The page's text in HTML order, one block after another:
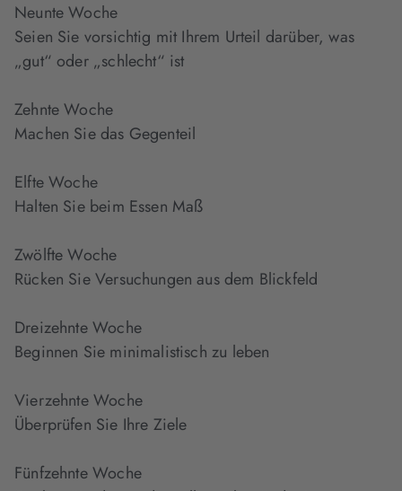
Neunte Woche
Seien Sie vorsichtig mit Ihrem Urteil darüber, was
„gut“ oder „schlecht“ ist
Zehnte Woche
Machen Sie das Gegenteil
Elfte Woche
Halten Sie beim Essen Maß
Zwölfte Woche
Rücken Sie Versuchungen aus dem Blickfeld
Dreizehnte Woche
Beginnen Sie minimalistisch zu leben
Vierzehnte Woche
Überprüfen Sie Ihre Ziele
Fünfzehnte Woche